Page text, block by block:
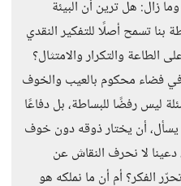
زال: هل ترين أن البيئة
بنا تسمح أصلًا للتفكير النقدي
الطاعة والتكرار والامتثال؟
فضاء محكوم بالعيب والخوف
ليس رفضًا للبساطة، بل دفاعًا
أن يختار ذوقه دون خوف
دعينا لا نحرف النقاش عن
الفكر؟ أم أن ما نملكه هو